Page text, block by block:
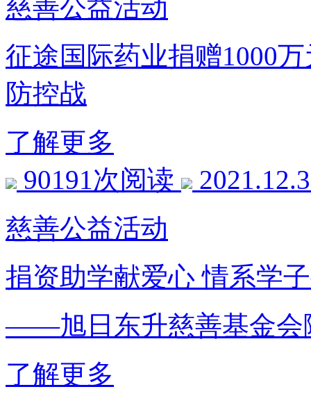
慈善公益活动
征途国际药业捐赠1000
防控战
了解更多
90191次阅读
慈善公益活动
捐资助学献爱心 情系学
——旭日东升慈善基金会
了解更多